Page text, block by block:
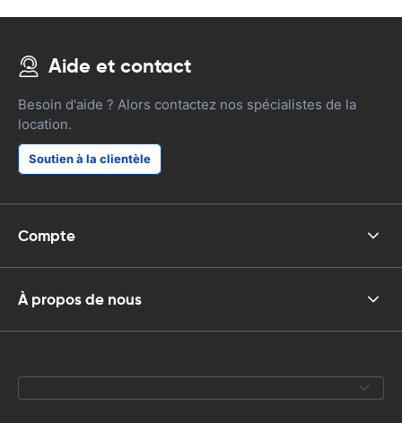
Aide et contact
Besoin d'aide ? Alors contactez nos spécialistes de la
location.
Soutien à la clientèle
Compte
À propos de nous